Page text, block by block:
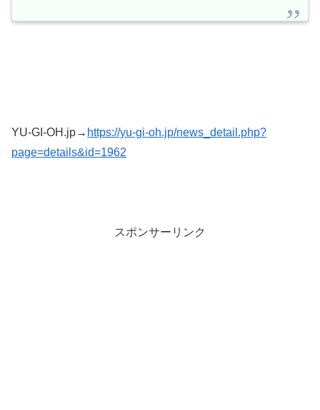
YU-GI-OH.jp→ https://yu-gi-oh.jp/news_detail.php?
page=details&id=1962
スポンサーリンク